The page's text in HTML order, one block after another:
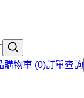
購物車 (0)訂單查詢